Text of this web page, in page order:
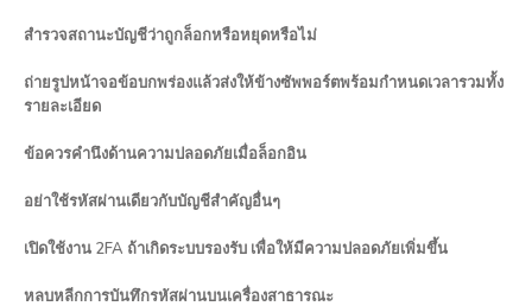
สำรวจสถานะบัญชีว่าถูกล็อกหรือหยุดหรือไม่
ถ่ายรูปหน้าจอข้อบกพร่องแล้วส่งให้ข้างซัพพอร์ตพร้อมกำหนดเวลารวมทั้ง
รายละเอียด
ข้อควรคำนึงด้านความปลอดภัยเมื่อล็อกอิน
อย่าใช้รหัสผ่านเดียวกับบัญชีสำคัญอื่นๆ
เปิดใช้งาน 2FA ถ้าเกิดระบบรองรับ เพื่อให้มีความปลอดภัยเพิ่มขึ้น
หลบหลีกการบันทึกรหัสผ่านบนเครื่องสาธารณะ